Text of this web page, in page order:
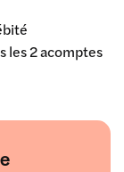
les 2 acomptes